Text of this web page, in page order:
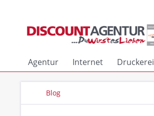
Agentur Internet Druckerei
Blog